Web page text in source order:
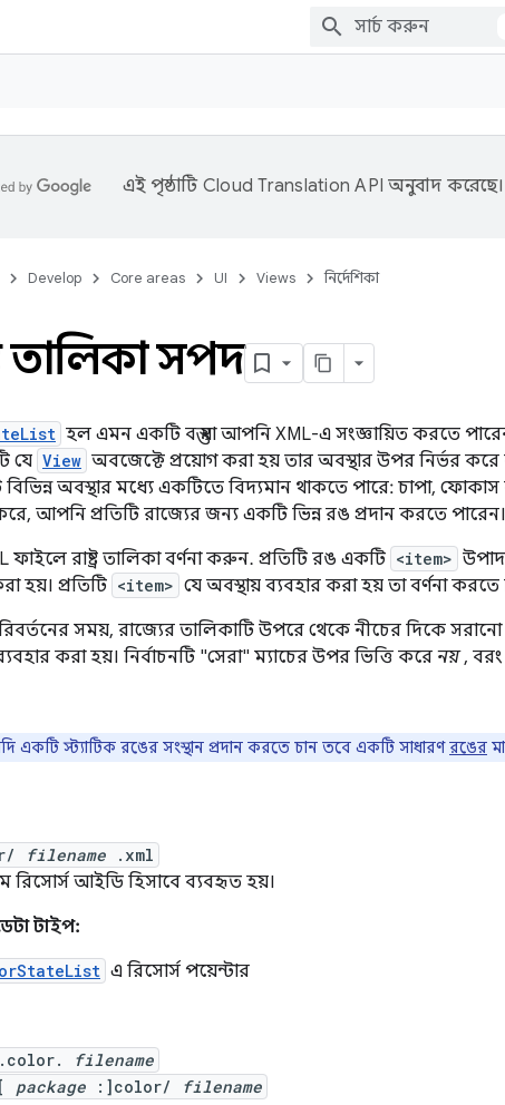
এই পৃষ্ঠাটি Cloud Translation API অনুবাদ করেছে।
Develop Core areas UI Views নির্দেশিকা
তালিকা সম্পদ
হল এমন একটি বস্তু যা আপনি XML-এ সংজ্ঞায়িত করতে
যে View অবজেক্টে প্রয়োগ করা হয় তার অবস্থার উপর নির্ভর
অবস্থার মধ্যে একটিতে বিদ্যমান থাকতে পারে: চাপা,
আপনি প্রতিটি রাজ্যের জন্য একটি ভিন্ন রঙ প্রদান করতে পারেন।
রাষ্ট্র তালিকা বর্ণনা করুন. প্রতিটি রঙ একটি <item>
হয়। প্রতিটি <item> যে অবস্থায় ব্যবহার করা হয় তা বর্ণনা করতে
সময়, রাজ্যের তালিকাটি উপরে থেকে নীচের দিকে
করা হয়। নির্বাচনটি "সেরা" ম্যাচের উপর ভিত্তি করে নয়, বরং
একটি স্ট্যাটিক রঙের সংস্থান প্রদান করতে চান তবে একটি সাধারণরঙের
filename .xml
রিসোর্স আইডি হিসাবে ব্যবহৃত হয়।
টাইপ:
এ রিসোর্স পয়েন্টার
filename
package :]color/ filename